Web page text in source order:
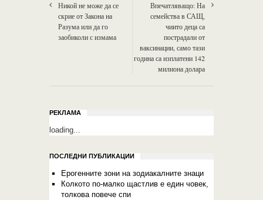
Никой не може да се
скрие от Закона на
Разума или да го
заобиколи с измама
Впечатляващо: На
семейства в САЩ,
чиито деца са
пострадали от
ваксинации, само тази
година са изплатени 142
милиона долара
РЕКЛАМА
loading...
ПОСЛЕДНИ ПУБЛИКАЦИИ
Ерогенните зони на зодиакалните знаци
Колкото по-малко щастлив е един човек,
толкова повече спи